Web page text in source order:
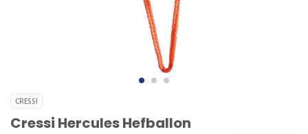
CRESSI
Cressi Hercules Hefballon